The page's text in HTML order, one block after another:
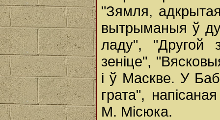
"Зямля,
вытрыманыя ў
ладу", "Другой
зеніце",
і ў Маскве. У
грата",
М. Місюка.